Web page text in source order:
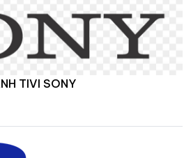
TIVI SONY